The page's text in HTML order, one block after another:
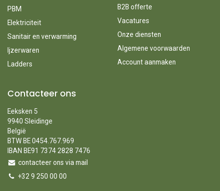
PBM
Elektriciteit
Sanitair en verwarming
Ijzerwaren
Ladders
B2B offerte
Vacatures
Onze diensten
Algemene voorwaarden
Account aanmaken
Contacteer ons
Eeksken 5
9940 Sleidinge
België
BTW BE 0454.767.969
IBAN BE91 7374 2828 7476
contacteer ons via mail
+32 9 250 00 00